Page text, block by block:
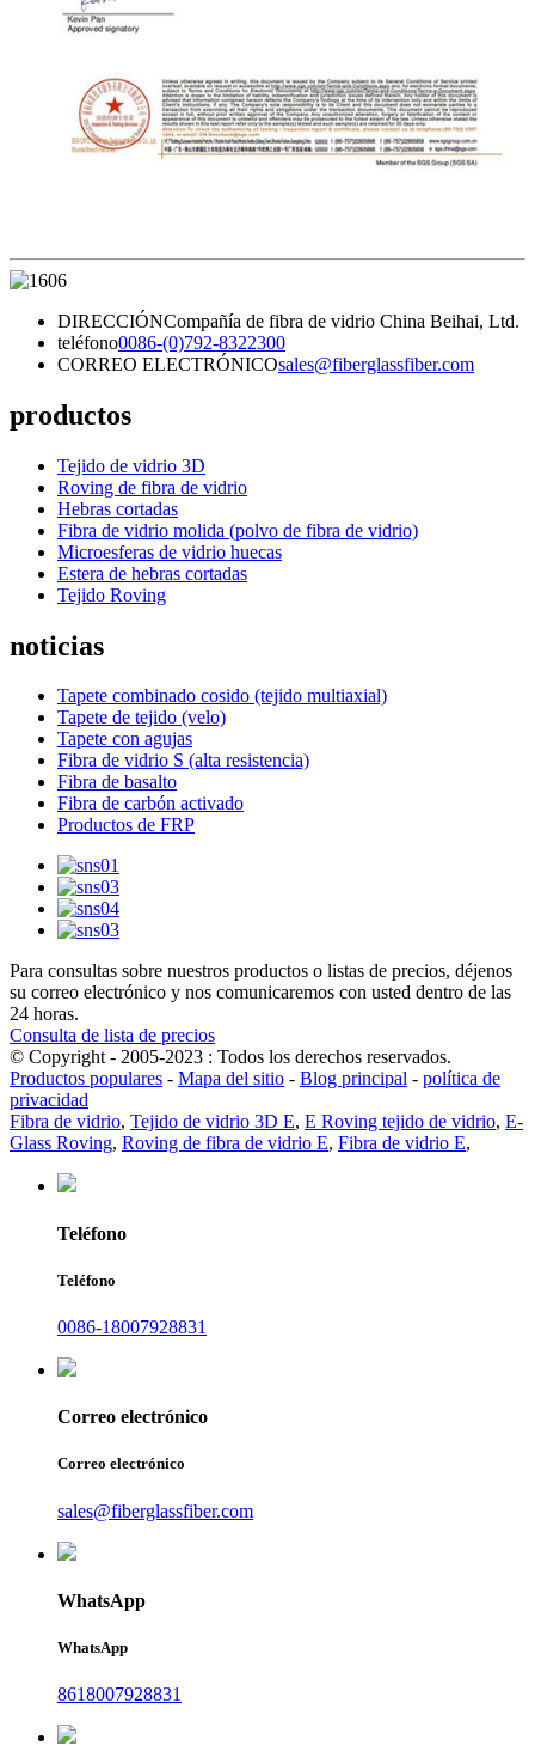
DIRECCIÓNCompañía de fibra de vidrio China Beihai, Ltd.
teléfono0086-(0)792-8322300
CORREO ELECTRÓNICOsales@fiberglassfiber.com
productos
Tejido de vidrio 3D
Roving de fibra de vidrio
Hebras cortadas
Fibra de vidrio molida (polvo de fibra de vidrio)
Microesferas de vidrio huecas
Estera de hebras cortadas
Tejido Roving
noticias
Tapete combinado cosido (tejido multiaxial)
Tapete de tejido (velo)
Tapete con agujas
Fibra de vidrio S (alta resistencia)
Fibra de basalto
Fibra de carbón activado
Productos de FRP
Para consultas sobre nuestros productos o listas de precios, déjenos
su correo electrónico y nos comunicaremos con usted dentro de las
24 horas.
Consulta de lista de precios
© Copyright - 2005-2023 : Todos los derechos reservados.
Productos populares - Mapa del sitio - Blog principal - política de
privacidad
Fibra de vidrio, Tejido de vidrio 3D E, E Roving tejido de vidrio, E-
Glass Roving, Roving de fibra de vidrio E, Fibra de vidrio E,
Teléfono
Teléfono
0086-18007928831
Correo electrónico
Correo electrónico
sales@fiberglassfiber.com
WhatsApp
WhatsApp
8618007928831